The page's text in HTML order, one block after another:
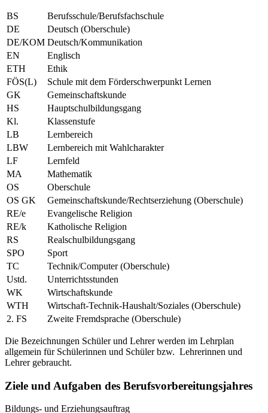
BS
Berufsschule/Berufsfachschule
DE
Deutsch (Oberschule)
DE/KOM Deutsch/Kommunikation
EN
Englisch
ETH
Ethik
FÖS(L)
Schule mit dem Förderschwerpunkt Lernen
GK
Gemeinschaftskunde
HS
Hauptschulbildungsgang
Kl.
Klassenstufe
LB
Lernbereich
LBW
Lernbereich mit Wahlcharakter
LF
Lernfeld
MA
Mathematik
OS
Oberschule
OS GK
Gemeinschaftskunde/Rechtserziehung (Oberschule)
RE/e
Evangelische Religion
RE/k
Katholische Religion
RS
Realschulbildungsgang
SPO
Sport
TC
Technik/Computer (Oberschule)
Ustd.
Unterrichtsstunden
WK
Wirtschaftskunde
WTH
Wirtschaft-Technik-Haushalt/Soziales (Oberschule)
2. FS
Zweite Fremdsprache (Oberschule)
Die Bezeichnungen Schüler und Lehrer werden im Lehrplan
allgemein für Schülerinnen und Schüler bzw. Lehrerinnen und
Lehrer gebraucht.
Ziele und Aufgaben des Berufsvorbereitungsjahres
Bildungs- und Erziehungsauftrag